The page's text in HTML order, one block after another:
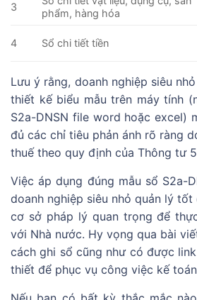
3
phẩm, hàng hóa
4 Sổ chi tiết tiền
Lưu ý rằng, doanh nghiệp siêu
thiết kế biểu mẫu trên máy tính
S2a-DNSN file word hoặc excel)
đủ các chỉ tiêu phản ánh rõ ràng
thuế theo quy định của Thông tư
Việc áp dụng đúng mẫu sổ S2a-
doanh nghiệp siêu nhỏ quản lý
cơ sở pháp lý quan trọng để
với Nhà nước. Hy vọng qua bài
cách ghi sổ cũng như có được
thiết để phục vụ công việc kế